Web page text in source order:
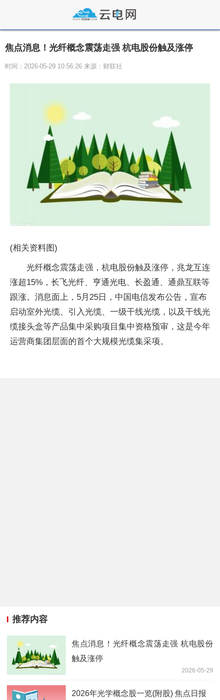
焦点消息！光纤概念震荡走强 杭电股份触及涨停
时间：2026-05-29 10:56:26 来源：财联社
(相关资料图)
光纤概念震荡走强，杭电股份触及涨停，兆龙互连
涨超15%，长飞光纤、亨通光电、长盈通、通鼎互联等
跟涨。消息面上，5月25日，中国电信发布公告，宣布
启动室外光缆、引入光缆、一级干线光缆，以及干线光
缆接头盒等产品集中采购项目集中资格预审，这是今年
运营商集团层面的首个大规模光缆集采项。
推荐内容
焦点消息！光纤概念震荡走强 杭电股份
触及涨停
2026-05-29
2026年光学概念股一览(附股) 焦点日报